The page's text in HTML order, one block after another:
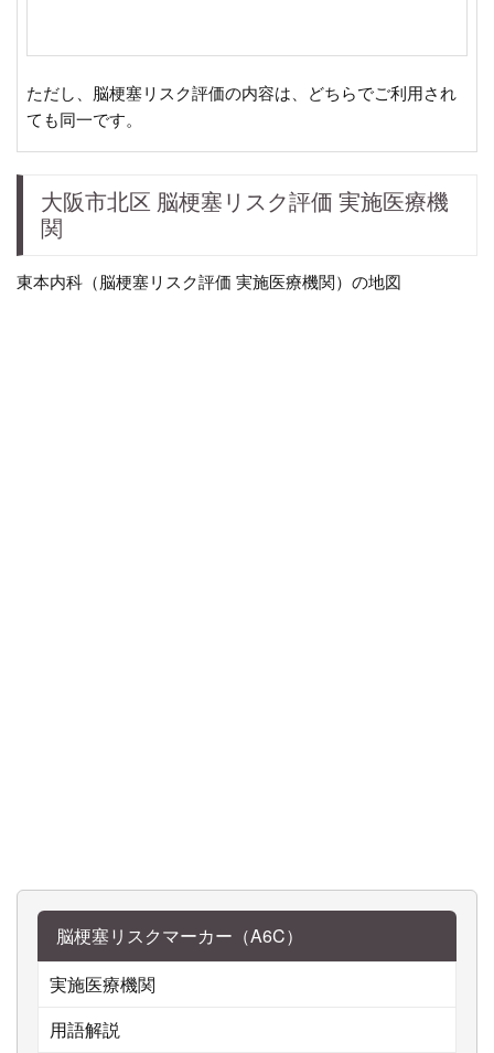
ただし、脳梗塞リスク評価の内容は、どちらでご利用され
ても同一です。
大阪市北区 脳梗塞リスク評価 実施医療機
関
東本内科（脳梗塞リスク評価 実施医療機関）の地図
脳梗塞リスクマーカー（A6C）
実施医療機関
用語解説